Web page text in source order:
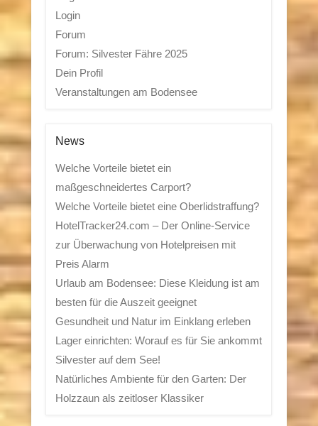
Login
Forum
Forum: Silvester Fähre 2025
Dein Profil
Veranstaltungen am Bodensee
News
Welche Vorteile bietet ein
maßgeschneidertes Carport?
Welche Vorteile bietet eine Oberlidstraffung?
HotelTracker24.com – Der Online-Service
zur Überwachung von Hotelpreisen mit
Preis Alarm
Urlaub am Bodensee: Diese Kleidung ist am
besten für die Auszeit geeignet
Gesundheit und Natur im Einklang erleben
Lager einrichten: Worauf es für Sie ankommt
Silvester auf dem See!
Natürliches Ambiente für den Garten: Der
Holzzaun als zeitloser Klassiker